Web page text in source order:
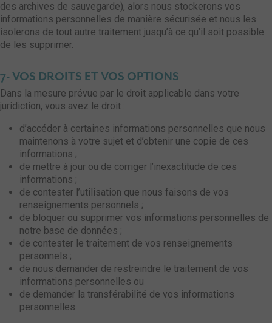
des archives de sauvegarde), alors nous stockerons vos
informations personnelles de manière sécurisée et nous les
isolerons de tout autre traitement jusqu’à ce qu’il soit possible
de les supprimer.
7- VOS DROITS ET VOS OPTIONS
Dans la mesure prévue par le droit applicable dans votre
juridiction, vous avez le droit :
d’accéder à certaines informations personnelles que nous
maintenons à votre sujet et d’obtenir une copie de ces
informations ;
de mettre à jour ou de corriger l’inexactitude de ces
informations ;
de contester l’utilisation que nous faisons de vos
renseignements personnels ;
de bloquer ou supprimer vos informations personnelles de
notre base de données ;
de contester le traitement de vos renseignements
personnels ;
de nous demander de restreindre le traitement de vos
informations personnelles ou
de demander la transférabilité de vos informations
personnelles.